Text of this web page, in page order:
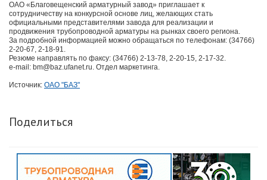
ОАО «Благовещенский арматурный завод» приглашает к
сотрудничеству на конкурсной основе лиц, желающих стать
официальными представителями завода для реализации и
продвижения трубопроводной арматуры на рынках своего региона.
За подробной информацией можно обращаться по телефонам: (34766)
2-20-67, 2-18-91.
Резюме направлять по факсу: (34766) 2-13-78, 2-20-15, 2-17-32.
e-mail: bm@baz.ufanet.ru. Отдел маркетинга.
Источник: ОАО "БАЗ"
Поделиться